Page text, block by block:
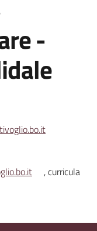
-
, curricula